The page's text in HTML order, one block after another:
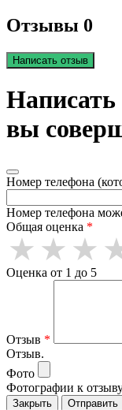
Отзывы 0
Написать отзыв
Написать
вы
Номер телефона
Номер телефона
Общая оценка *
Оценка от 1 до 5
Отзыв *
Отзыв.
Фото
Фотографии к
Закрыть Отправить